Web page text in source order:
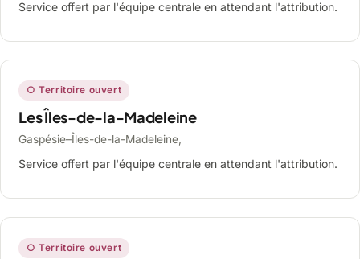
Service offert par l'équipe centrale en attendant l'attribution.
○ Territoire ouvert
Les Îles-de-la-Madeleine
Gaspésie–Îles-de-la-Madeleine,
Service offert par l'équipe centrale en attendant l'attribution.
○ Territoire ouvert